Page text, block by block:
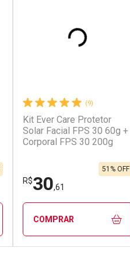
Ativar Desconto
Por R$ 72,00/cada
Por R$ 72,00/cada
(9)
Kit Ever Care Protetor
Solar Facial FPS 30 60g +
Corporal FPS 30 200g
R$30,61
51% OFF
COMPRAR